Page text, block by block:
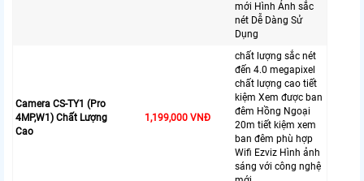
mới Hình Ảnh sắc
nét Dễ Dàng Sử
Dụng
Camera CS-TY1 (Pro
4MP,W1) Chất Lượng
Cao
1,199,000 VNĐ
chất lượng sắc nét
đến 4.0 megapixel
chất lượng cao tiết
kiệm Xem được ban
đêm Hồng Ngoại
20m tiết kiệm xem
ban đêm phù hợp
Wifi Ezviz Hình ảnh
sáng với công nghệ